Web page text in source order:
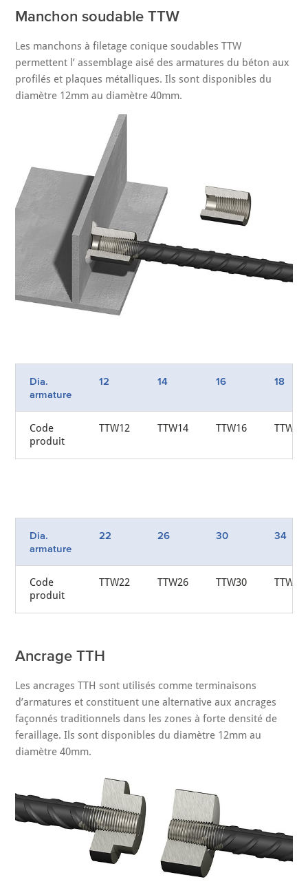
Manchon soudable TTW
Les manchons à filetage conique soudables TTW
permettent l’ assemblage aisé des armatures du béton aux
profilés et plaques métalliques. Ils sont disponibles du
diamètre 12mm au diamètre 40mm.
Dia.
armature
12 14 16 18
Code
produit
TTW12 TTW14 TTW16 TTW18
Dia.
armature
22 26 30 34
Code
produit
TTW22 TTW26 TTW30 TTW34
Ancrage TTH
Les ancrages TTH sont utilisés comme terminaisons
d’armatures et constituent une alternative aux ancrages
façonnés traditionnels dans les zones à forte densité de
feraillage. Ils sont disponibles du diamètre 12mm au
diamètre 40mm.